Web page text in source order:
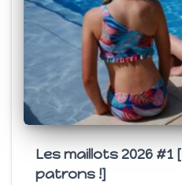
Les maillots 2026 #1
patrons !]